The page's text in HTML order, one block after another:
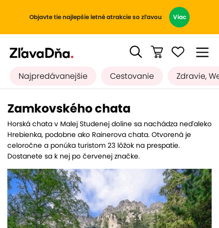
Objavte tie najlepšie letné atrakcie so zľavou Viac
Najpredávanejšie Cestovanie Zdravie,
Zamkovského chata
Horská chata v Malej Studenej doline sa nachádza neďaleko
Hrebienka, podobne ako Rainerova chata. Otvorená je
celoročne a ponúka turistom 23 lôžok na prespatie.
Dostanete sa k nej po červenej značke.